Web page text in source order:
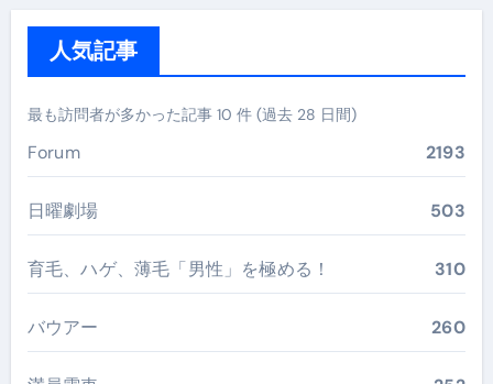
人気記事
最も訪問者が多かった記事 10 件 (過去 28 日間)
Forum 2193
日曜劇場 503
育毛、ハゲ、薄毛「男性」を極める！ 310
バウアー 260